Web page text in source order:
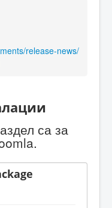
release-news/
са за